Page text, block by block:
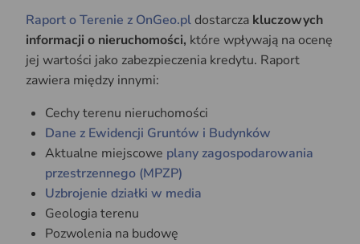
Raport o Terenie z OnGeo.pldostarcza kluczowych
informacji o nieruchomości, które wpływają na ocenę
jej wartości jako zabezpieczenia kredytu. Raport
zawiera między innymi:
Cechy terenu nieruchomości
Dane z Ewidencji Gruntów i Budynków
Aktualne miejscowe plany zagospodarowania
przestrzennego (MPZP)
Uzbrojenie działki w media
Geologia terenu
Pozwolenia na budowę